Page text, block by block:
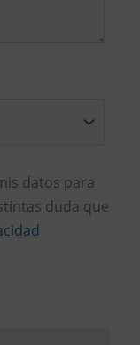
datos para
duda que